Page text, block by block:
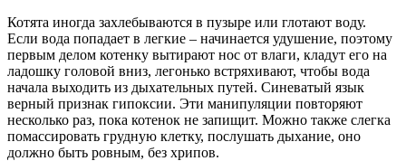
Котята иногда захлебываются в пузыре или глотают воду.
Если вода попадает в легкие – начинается удушение, поэтому
первым делом котенку вытирают нос от влаги, кладут его на
ладошку головой вниз, легонько встряхивают, чтобы вода
начала выходить из дыхательных путей. Синеватый язык
верный признак гипоксии. Эти манипуляции повторяют
несколько раз, пока котенок не запищит. Можно также слегка
помассировать грудную клетку, послушать дыхание, оно
должно быть ровным, без хрипов.